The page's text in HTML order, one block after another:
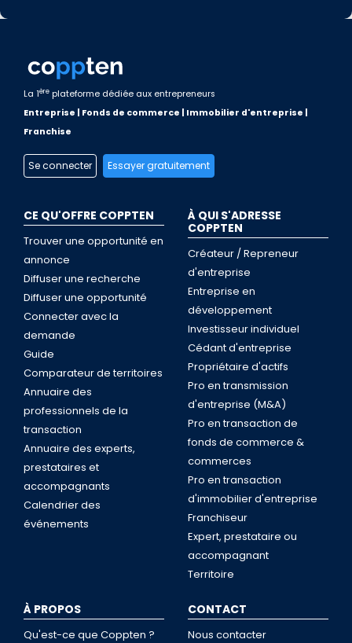
La 1ère plateforme dédiée aux entrepreneurs
Entreprise | Fonds de commerce | Immobilier d'entreprise |
Franchise
Se connecter Essayer gratuitement
CE QU'OFFRE COPPTEN
Trouver une opportunité en
annonce
Diffuser une recherche
Diffuser une opportunité
Connecter avec la
demande
Guide
Comparateur de territoires
Annuaire des
professionnels de la
transaction
Annuaire des experts,
prestataires et
accompagnants
Calendrier des
événements
À QUI S'ADRESSE
COPPTEN
Créateur / Repreneur
d'entreprise
Entreprise en
développement
Investisseur individuel
Cédant d'entreprise
Propriétaire d'actifs
Pro en transmission
d'entreprise (M&A)
Pro en transaction de
fonds de commerce &
commerces
Pro en transaction
d'immobilier d'entreprise
Franchiseur
Expert, prestataire ou
accompagnant
Territoire
À PROPOS
Qu'est-ce que Coppten ?
CONTACT
Nous contacter